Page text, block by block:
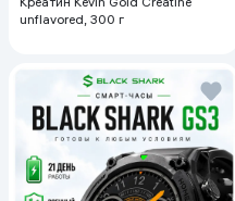
unflavored, 300 г